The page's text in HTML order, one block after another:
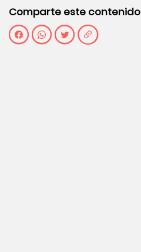
Comparte este contenido